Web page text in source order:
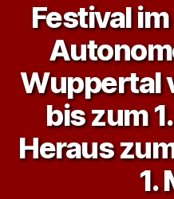
Festival
Wuppertal
bis zum
Heraus
1.